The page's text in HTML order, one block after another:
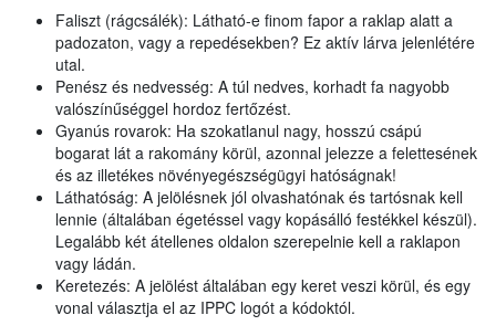
Faliszt (rágcsálék): Látható-e finom fapor a raklap alatt a
padozaton, vagy a repedésekben? Ez aktív lárva jelenlétére
utal.
Penész és nedvesség: A túl nedves, korhadt fa nagyobb
valószínűséggel hordoz fertőzést.
Gyanús rovarok: Ha szokatlanul nagy, hosszú csápú
bogarat lát a rakomány körül, azonnal jelezze a felettesének
és az illetékes növényegészségügyi hatóságnak!
Láthatóság: A jelölésnek jól olvashatónak és tartósnak kell
lennie (általában égetéssel vagy kopásálló festékkel készül).
Legalább két átellenes oldalon szerepelnie kell a raklapon
vagy ládán.
Keretezés: A jelölést általában egy keret veszi körül, és egy
vonal választja el az IPPC logót a kódoktól.